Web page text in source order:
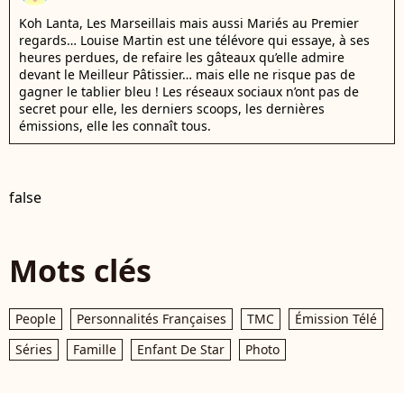
Koh Lanta, Les Marseillais mais aussi Mariés au Premier
regards… Louise Martin est une télévore qui essaye, à ses
heures perdues, de refaire les gâteaux qu’elle admire
devant le Meilleur Pâtissier… mais elle ne risque pas de
gagner le tablier bleu ! Les réseaux sociaux n’ont pas de
secret pour elle, les derniers scoops, les dernières
émissions, elle les connaît tous.
false
Mots clés
People Personnalités Françaises TMC
Émission Télé
Séries
Famille Enfant De Star Photo